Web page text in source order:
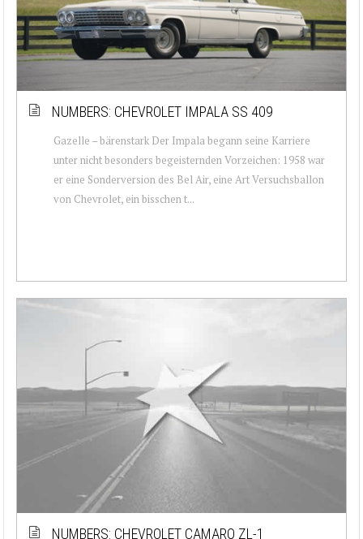
NUMBERS: CHEVROLET IMPALA SS 409
Gazelle – bärenstark Der Impala begann seine Karriere
unter nicht besonders begeisternden Vorzeichen: 1958 war
er eine Sonderversion des Bel Air, eine Art Versuchsballon
von Chevrolet, ein bisschen t...
NUMBERS: CHEVROLET CAMARO ZL-1